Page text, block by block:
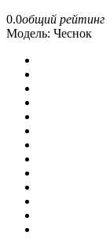
0.0общий рейтинг
Модель: Чеснок